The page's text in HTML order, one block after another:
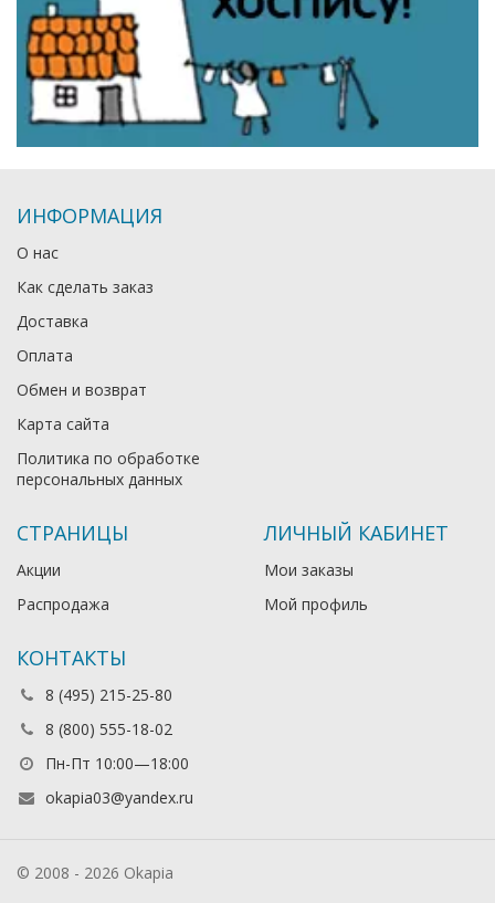
ИНФОРМАЦИЯ
О нас
Как сделать заказ
Доставка
Оплата
Обмен и возврат
Карта сайта
Политика по обработке
персональных данных
СТРАНИЦЫ
Акции
Распродажа
ЛИЧНЫЙ КАБИНЕТ
Мои заказы
Мой профиль
КОНТАКТЫ
8 (495) 215-25-80
8 (800) 555-18-02
Пн-Пт 10:00—18:00
okapia03@yandex.ru
© 2008 - 2026 Okapia